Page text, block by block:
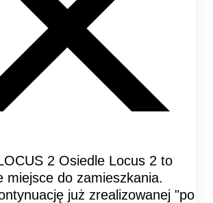
2 Osiedle Locus 2 to
miejsce do zamieszkania.
już zrealizowanej "po